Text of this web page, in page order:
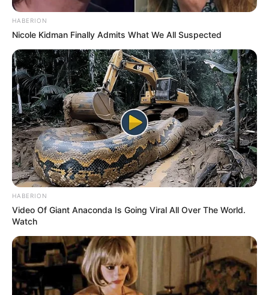
10. Dikenal sebagai aktor yang ramah dan mudah
bergaul
HABERION
Nicole Kidman Finally Admits What We All Suspected
HABERION
Video Of Giant Anaconda Is Going Viral All Over The World.
Watch